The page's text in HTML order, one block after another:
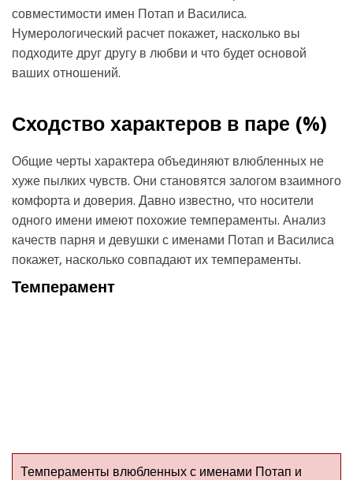
совместимости имен Потап и Василиса.
Нумерологический расчет покажет, насколько вы
подходите друг другу в любви и что будет основой
ваших отношений.
Сходство характеров в паре (%)
Общие черты характера объединяют влюбленных не
хуже пылких чувств. Они становятся залогом взаимного
комфорта и доверия. Давно известно, что носители
одного имени имеют похожие темпераменты. Анализ
качеств парня и девушки с именами Потап и Василиса
покажет, насколько совпадают их темпераменты.
Темперамент
Темпераменты влюбленных с именами Потап и